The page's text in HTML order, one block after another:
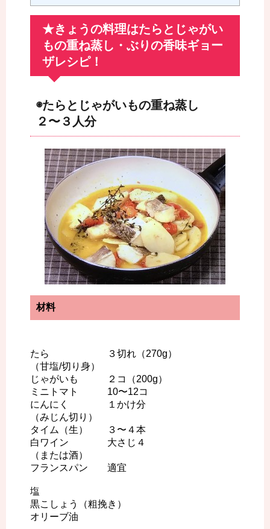
★きょうの料理はたらとじゃがい
もの重ね蒸し・ぶりの香味ギョー
ザレシピ！
◉たらとじゃがいもの重ね蒸し
２〜３人分
材料
たら ３切れ（270g）
（甘塩/切り身）
じゃがいも ２コ（200g）
ミニトマト 10〜12コ
にんにく １かけ分
（みじん切り）
タイム（生） ３〜４本
白ワイン 大さじ４
（または酒）
フランスパン 適宜
塩
黒こしょう（粗挽き）
オリーブ油